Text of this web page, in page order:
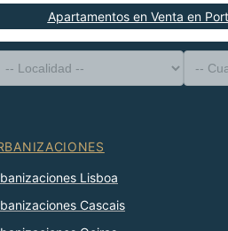
Apartamentos en Venta en
-- Tipo
Distrito
--
--
--
Ordenar
Lisboa
Cascais